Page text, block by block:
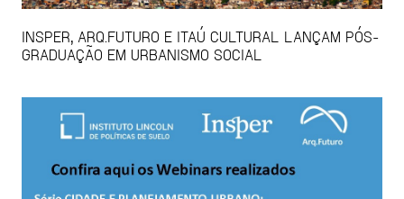
INSPER, ARQ.FUTURO E ITAÚ CULTURAL LANÇAM PÓS-
GRADUAÇÃO EM URBANISMO SOCIAL